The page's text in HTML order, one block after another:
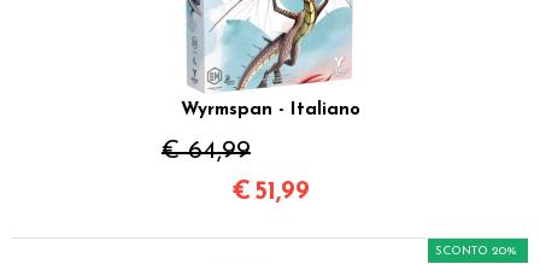
Wyrmspan - Italiano
€ 64,99
€ 51,99
SCONTO 20%